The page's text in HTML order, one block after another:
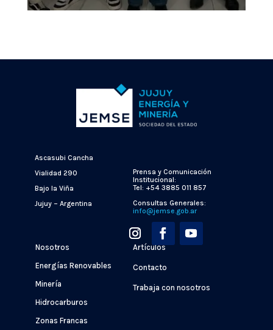
Ascasubi Cancha
Vialidad 290
Bajo la Viña
Jujuy – Argentina
Nosotros
Energías Renovables
Minería
Hidrocarburos
Zonas Francas
Artículos
Contacto
Trabaja con nosotros
Prensa y Comunicación
Institucional:
Tel: +54 3885 011 857
Consultas Generales:
info@jemse.gob.ar